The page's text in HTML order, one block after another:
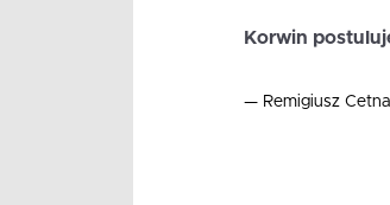
Korwin
— Remigiusz